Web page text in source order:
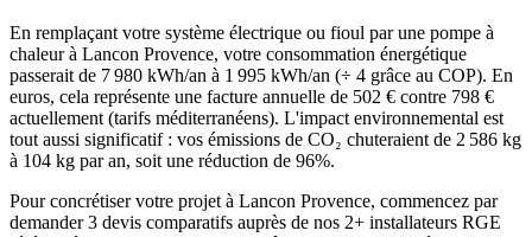
En remplaçant votre système électrique ou fioul par une pompe à
chaleur à Lancon Provence, votre consommation énergétique
passerait de 7 980 kWh/an à 1 995 kWh/an (÷ 4 grâce au COP). En
euros, cela représente une facture annuelle de 502 € contre 798 €
actuellement (tarifs méditerranéens). L'impact environnemental est
tout aussi significatif : vos émissions de CO₂ chuteraient de 2 586 kg
à 104 kg par an, soit une réduction de 96%.
Pour concrétiser votre projet à Lancon Provence, commencez par
demander 3 devis comparatifs auprès de nos 2+ installateurs RGE